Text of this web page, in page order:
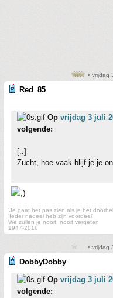
• vrijdag
Red_85
Op vrijdag 3 juli
volgende:
[..]
Zucht, hoe vaak blijf je je
'Je gaat het pas zien als je het
'Ieder nadeel heb zijn voordeel'
We zullen je nooit, nooit vergeten
1947-2016
• vrijdag
DobbyDobby
Op vrijdag 3 juli
volgende: